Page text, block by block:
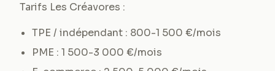
Tarifs Les Créavores :
TPE / indépendant : 800-1 500 €/mois
PME : 1 500-3 000 €/mois